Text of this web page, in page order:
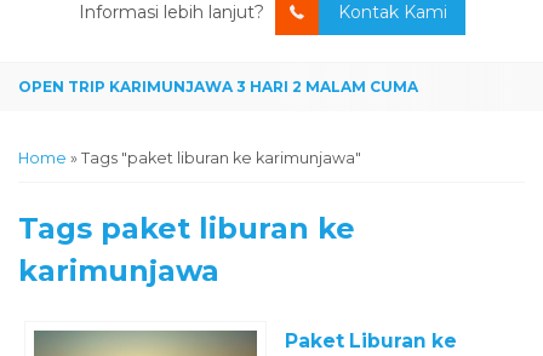
Informasi lebih lanjut? Kontak Kami
Home » Tags "paket liburan ke karimunjawa"
Tags paket liburan ke
karimunjawa
Paket Liburan ke